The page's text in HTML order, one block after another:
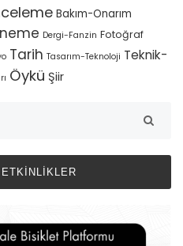
Bakım-Onarım
Dergi-Fanzin Fotoğraf
Tarih Tasarım-Teknoloji Teknik-
Öykü Şiir